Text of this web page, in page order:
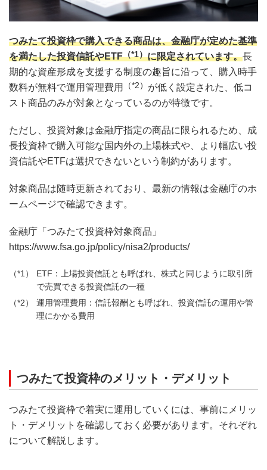
つみたて投資枠で購入できる商品は、金融庁が定めた基準
を満たした投資信託やETF （*1） に限定されています。長
期的な資産形成を支援する制度の趣旨に沿って、購入時手
数料が無料で運用管理費用
（*2） が低く設定された、低コ
スト商品のみが対象となっているのが特徴です。
ただし、投資対象は金融庁指定の商品に限られるため、成
長投資枠で購入可能な国内外の上場株式や、より幅広い投
資信託やETFは選択できないという制約があります。
対象商品は随時更新されており、最新の情報は金融庁のホ
ームページで確認できます。
金融庁「つみたて投資枠対象商品」
https://www.fsa.go.jp/policy/nisa2/products/
ETF：上場投資信託とも呼ばれ、株式と同じように取引所
で売買できる投資信託の一種
運用管理費用：信託報酬とも呼ばれ、投資信託の運用や管
理にかかる費用
つみたて投資枠のメリット・デメリット
つみたて投資枠で着実に運用していくには、事前にメリッ
ト・デメリットを確認しておく必要があります。それぞれ
について解説します。